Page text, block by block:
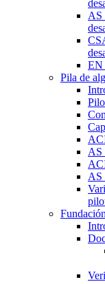
AS
EN
Pila de
AS
AS